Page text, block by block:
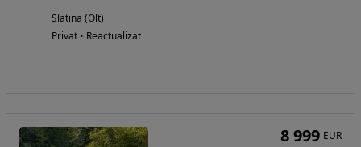
Slatina (Olt)
Privat • Reactualizat
8 999 EUR